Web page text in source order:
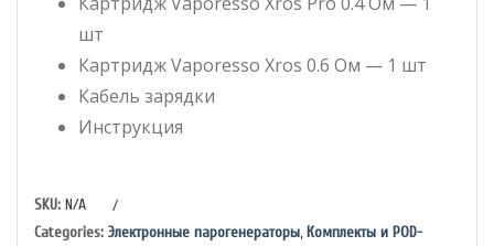
шт
Картридж Vaporesso Xros 0.6 Ом — 1 шт
Кабель зарядки
Инструкция
SKU: N/A /
Categories: Электронные парогенераторы, Комплекты и POD-